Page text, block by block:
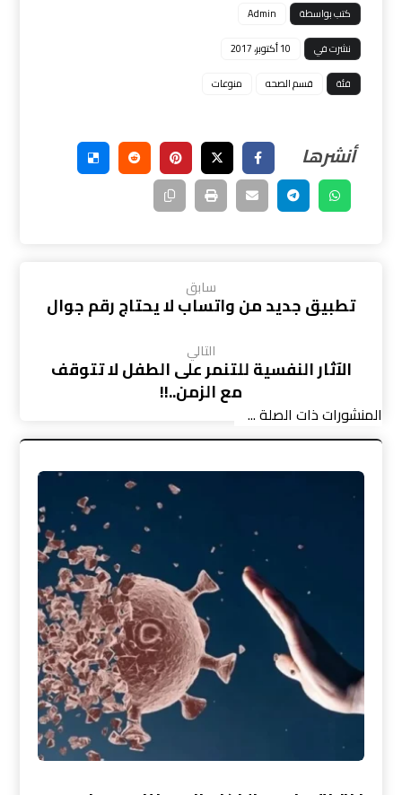
كتب بواسطة
Admin
نشرت في
10 أكتوبر، 2017
فئة
قسم الصحه منوعات
سابق
تطبيق جديد من واتساب لا يحتاج رقم جوال
التالي
الآثار النفسية للتنمر على الطفل لا تتوقف
مع الزمن..!!
المنشورات ذات الصلة ...